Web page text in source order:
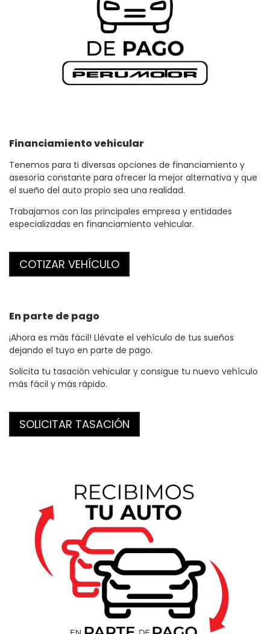
Financiamientovehicular
Tenemos para ti diversas opciones de financiamiento y
asesoría constante para ofrecer la mejor alternativa y que
el sueño del auto propio sea una realidad.
Trabajamos con las principales empresa y entidades
especializadas en financiamiento vehicular.
COTIZAR VEHÍCULO
En parte de pago
¡Ahora es más fácil! Llévate el vehículo de tus sueños
dejando el tuyo en parte de pago.
Solicita tu tasación vehicular y consigue tu nuevo vehículo
más fácil y más rápido.
SOLICITAR TASACIÓN